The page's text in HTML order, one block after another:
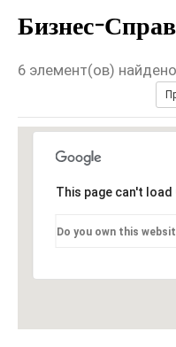
Бизнес-
6 элемент(ов) найдено
This page can't
Do you own this